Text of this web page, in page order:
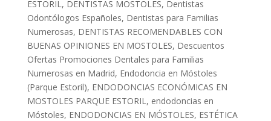
ESTORIL, DENTISTAS MOSTOLES, Dentistas
Odontólogos Españoles, Dentistas para Familias
Numerosas, DENTISTAS RECOMENDABLES CON
BUENAS OPINIONES EN MOSTOLES, Descuentos
Ofertas Promociones Dentales para Familias
Numerosas en Madrid, Endodoncia en Móstoles
(Parque Estoril), ENDODONCIAS ECONÓMICAS EN
MOSTOLES PARQUE ESTORIL, endodoncias en
Móstoles, ENDODONCIAS EN MÓSTOLES, ESTÉTICA